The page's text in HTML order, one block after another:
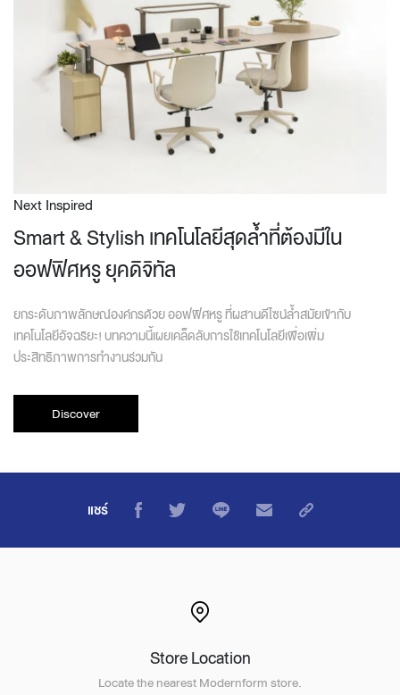
Next Inspired
Smart & Stylish เทคโนโลยีสุดล้ำที่ต้องมีใน
ออฟฟิศหรู ยุคดิจิทัล
ยกระดับภาพลักษณ์องค์กรด้วย ออฟฟิศหรู ที่ผสานดีไซน์ล้ำสมัยเข้ากับ
เทคโนโลยีอัจฉริยะ! บทความนี้เผยเคล็ดลับการใช้เทคโนโลยีเพื่อเพิ่ม
ประสิทธิภาพการทำงานร่วมกัน
Discover
แชร์
Store Location
Locate the nearest Modernform store.